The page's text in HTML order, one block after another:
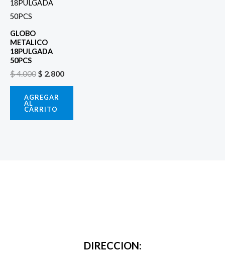
GLOBO
METALICO
18PULGADA
50PCS
$4.000
era:
$ 2.800
AGREGAR
AL
CARRITO
DIRECCION: